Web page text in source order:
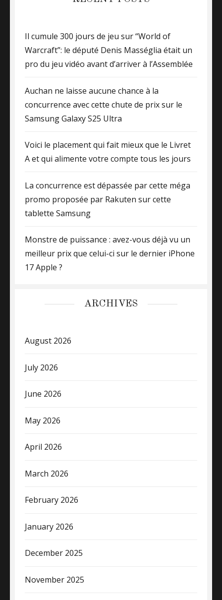
Il cumule 300 jours de jeu sur “World of
Warcraft”: le député Denis Masséglia était un
pro du jeu vidéo avant d’arriver à l’Assemblée
Auchan ne laisse aucune chance à la
concurrence avec cette chute de prix sur le
Samsung Galaxy S25 Ultra
Voici le placement qui fait mieux que le Livret
A et qui alimente votre compte tous les jours
La concurrence est dépassée par cette méga
promo proposée par Rakuten sur cette
tablette Samsung
Monstre de puissance : avez-vous déjà vu un
meilleur prix que celui-ci sur le dernier iPhone
17 Apple ?
ARCHIVES
August 2026
July 2026
June 2026
May 2026
April 2026
March 2026
February 2026
January 2026
December 2025
November 2025